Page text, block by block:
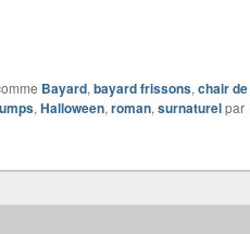
Bayard, bayard frissons, chair de
, Halloween, roman, surnaturelpar